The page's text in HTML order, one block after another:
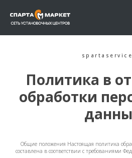
Политика в
обработки
Общие положения Настоящая политика
составлена в соответствии с требованиями